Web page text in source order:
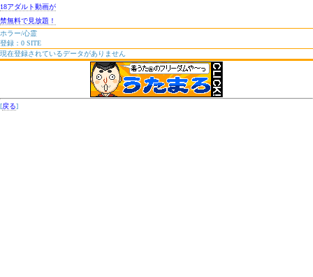
18アダルト動画が
禁無料で見放題！
ホラー/心霊
登録：0 SITE
現在登録されているデータがありません
[戻る]